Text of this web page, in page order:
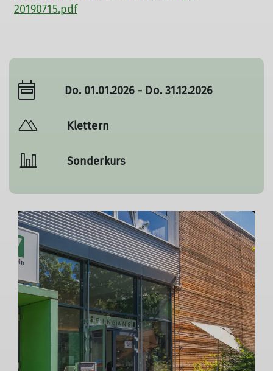
20190715.pdf
Do. 01.01.2026 - Do. 31.12.2026
Klettern
Sonderkurs